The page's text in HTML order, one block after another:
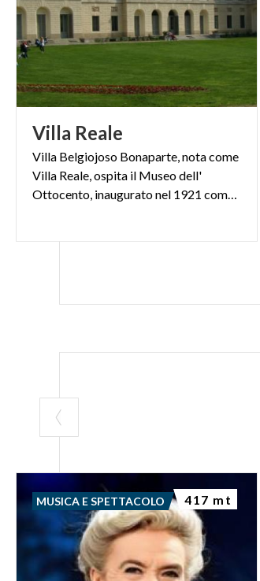
Villa Reale
Villa Belgiojoso Bonaparte, nota come
Villa Reale, ospita il Museo dell'
Ottocento, inaugurato nel 1921 come Galleria d'Arte Moderna
MUSICA E SPETTACOLO 417 mt